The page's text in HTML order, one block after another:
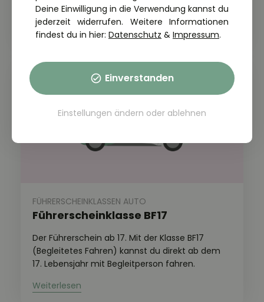
Gangschaltung fahren dürfen.
FÜHRERSCHEINKLASSEN AUTO
Führerscheinklasse BF17
Der Führerschein ab 17. Mit der Klasse BF17
(Begleitetes Fahren) kannst du direkt ab dem
17. Lebensjahr mit Begleitperson fahren.
Deine Einwilligung in die Verwendung kannst du
jederzeit widerrufen. Weitere Informationen
findest du in hier: Datenschutz & Impressum.
Einverstanden
Einstellungen ändern oder ablehnen